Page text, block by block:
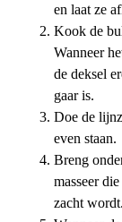
en laat ze
Kook de
Wanneer
de deksel
gaar is.
Doe de
even staan.
Breng
masseer
zacht wordt.